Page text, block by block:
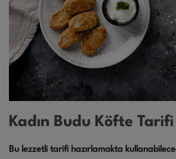
Kadın Budu Köfte Tarifi
Bu lezzetli tarifi hazırlamakta